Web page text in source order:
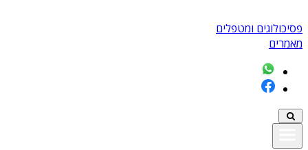
פסיכולוגים ומטפלים
מאמרים